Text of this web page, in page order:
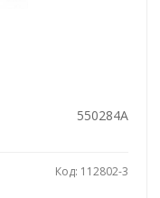
550284A
Код: 112802-3